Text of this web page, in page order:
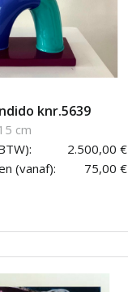
knr.5639
cm
2.500,00 €
(vanaf):
75,00 €